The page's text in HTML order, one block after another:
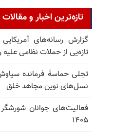
تازه‌ترین اخبار و مقالات
گزارش رسانه‌های
تازه‌یی از حملات نظامی علیه
تجلی حماسه‌ٔ فرمانده
نسل‌های نوین مجاهد خلق
۱۴۰۵